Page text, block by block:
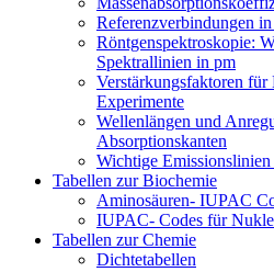
Referenzverbindungen
Röntgenspektroskopie:
Spektrallinien in pm
Verstärkungsfaktoren
Experimente
Wellenlängen und
Absorptionskanten
Wichtige
Tabellen zur Biochemie
Aminosäuren- IUPAC
IUPAC- Codes für
Tabellen zur Chemie
Dichtetabellen